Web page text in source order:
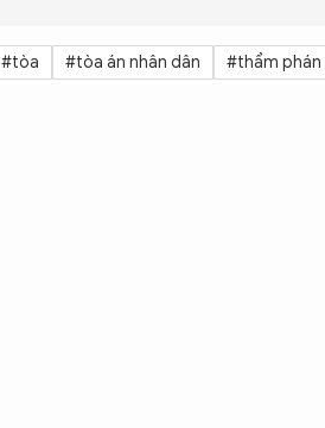
#tòa #tòa án nhân dân #thẩm phán